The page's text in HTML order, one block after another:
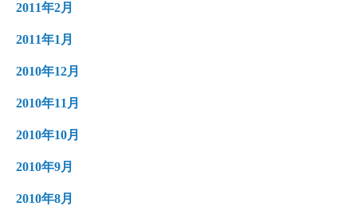
2011年2月
2011年1月
2010年12月
2010年11月
2010年10月
2010年9月
2010年8月